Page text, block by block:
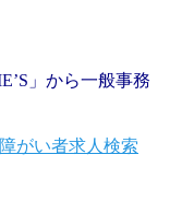
」から一般事務